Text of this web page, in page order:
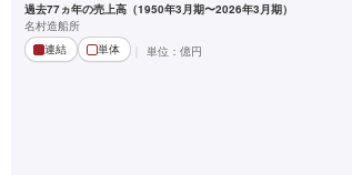
過去77ヵ年の売上高（1950年3月期〜2026年3月期）
名村造船所
連結
単体 単位： 億円